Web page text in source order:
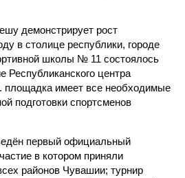
демонстрирует рост
в столице республики, городе
школы № 11 состоялось
Республиканского центра
площадка имеет все необходимые
подготовки спортсменов
первый официальный
в котором приняли
районов Чувашии; турнир